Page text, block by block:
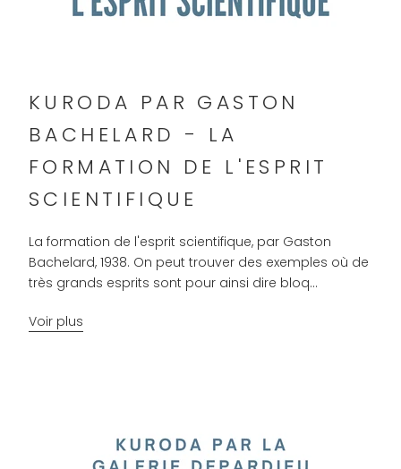
KURODA PAR GASTON
BACHELARD - LA
FORMATION DE L'ESPRIT
SCIENTIFIQUE
La formation de l'esprit scientifique, par Gaston
Bachelard, 1938. On peut trouver des exemples où de
très grands esprits sont pour ainsi dire bloq...
Voir plus